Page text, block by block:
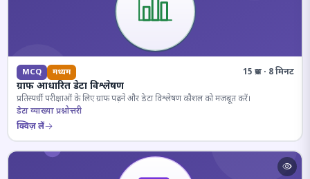
MCQ मध्यम 15 प्रश्न · 8 मिनट
ग्राफ आधारित डेटा विश्लेषण
प्रतिस्पर्धी परीक्षाओं के लिए ग्राफ पढ़ने और डेटा विश्लेषण कौशल को मजबूत करें।
डेटा व्याख्या प्रश्नोत्तरी
क्विज़ लें